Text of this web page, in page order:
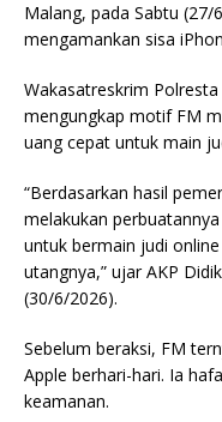
Malang, pada Sabtu
mengamankan sisa
Wakasatreskrim
mengungkap motif FM
uang cepat untuk main
“Berdasarkan hasil
melakukan
untuk bermain judi
utangnya,” ujar AKP
(30/6/2026).
Sebelum beraksi, FM
Apple berhari-hari. Ia
keamanan.